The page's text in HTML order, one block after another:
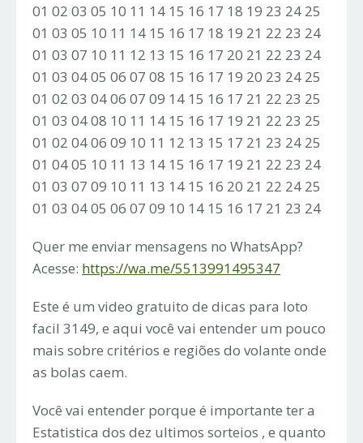
01 02 03 05 10 11 14 15 16 17 18 19 23 24 25
01 03 05 10 11 14 15 16 17 18 19 21 22 23 24
01 03 07 10 11 12 13 15 16 17 20 21 22 23 24
01 03 04 05 06 07 08 15 16 17 19 20 23 24 25
01 02 03 04 06 07 09 14 15 16 17 21 22 23 25
01 03 04 08 10 11 14 15 16 17 19 21 22 23 25
01 02 04 06 09 10 11 12 13 15 17 21 23 24 25
01 04 05 10 11 13 14 15 16 17 19 21 22 23 24
01 03 07 09 10 11 13 14 15 16 20 21 22 24 25
01 03 04 05 06 07 09 10 14 15 16 17 21 23 24
Quer me enviar mensagens no WhatsApp?
Acesse: https://wa.me/5513991495347
Este é um video gratuito de dicas para loto
facil 3149, e aqui você vai entender um pouco
mais sobre critérios e regiões do volante onde
as bolas caem.
Você vai entender porque é importante ter a
Estatistica dos dez ultimos sorteios , e quanto